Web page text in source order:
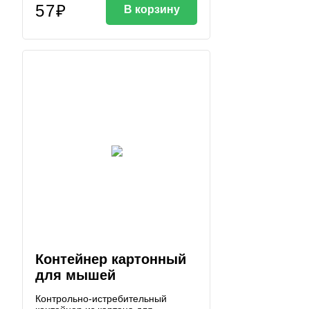
57₽ В корзину
Контейнер картонный
для мышей
Контрольно-истребительный